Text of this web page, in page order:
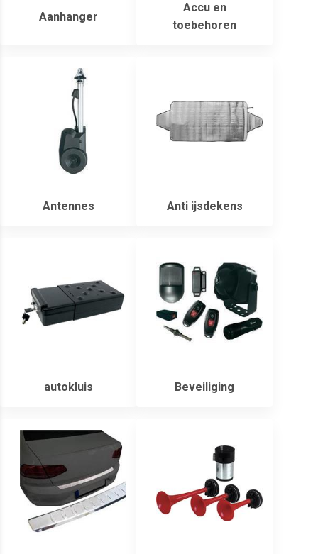
Aanhanger
Accu en
toebehoren
Antennes Anti ijsdekens
autokluis Beveiliging